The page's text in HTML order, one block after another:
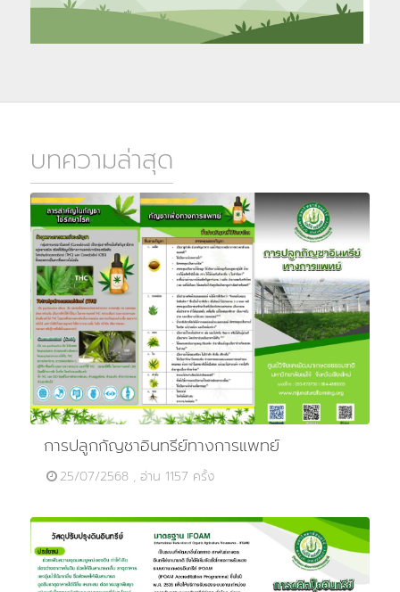
บทความล่าสุด
การปลูกกัญชาอินทรีย์ทางการแพทย์
25/07/2568 , อ่าน 1157 ครั้ง